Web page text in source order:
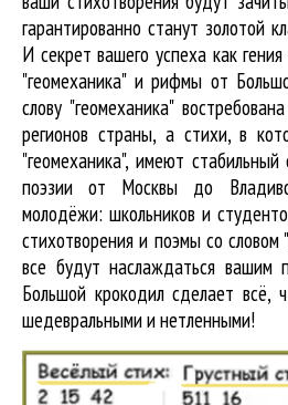
гарантированно станут золотой
И секрет вашего успеха как
"геомеханика" и рифмы от
слову "геомеханика"
регионов страны, а стихи, в
"геомеханика", имеют стабильный
поэзии от Москвы до
молодёжи: школьников и
стихотворения и поэмы со
все будут наслаждаться вашим
Большой крокодил cделает всё,
шедевральными и нетленными!